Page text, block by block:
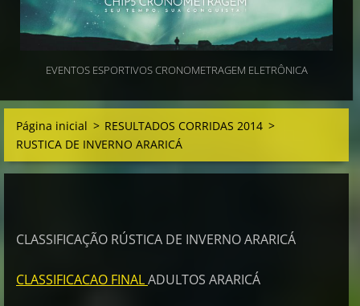
EVENTOS ESPORTIVOS CRONOMETRAGEM ELETRÔNICA
Página inicial > RESULTADOS CORRIDAS 2014 >
RUSTICA DE INVERNO ARARICÁ
CLASSIFICAÇÃO RÚSTICA DE INVERNO ARARICÁ
CLASSIFICACAO FINALADULTOS ARARICÁ